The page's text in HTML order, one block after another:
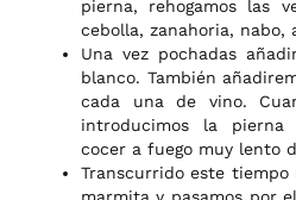
pierna, rehogamos las
cebolla, zanahoria, nabo,
Una vez pochadas
blanco. También
cada una de vino.
introducimos la
cocer a fuego muy lento
Transcurrido este